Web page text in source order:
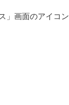
」画面のアイコン